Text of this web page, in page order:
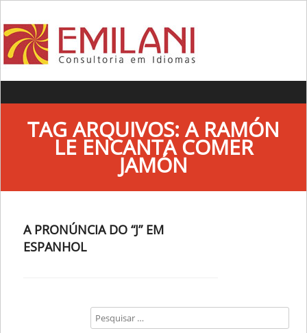
TAG ARQUIVOS: A RAMÓN
LE ENCANTA COMER
JAMÓN
A PRONÚNCIA DO “J” EM
ESPANHOL
Search